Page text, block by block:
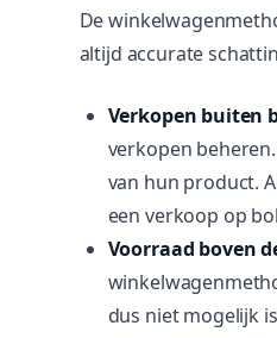
De
altijd accurate
Verkopen buiten
verkopen
van hun product.
een verkoop op
Voorraad boven
dus niet mogelijk